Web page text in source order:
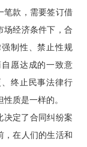
笔款，需要签订借
场经济条件下，合
制性、禁止性规
愿达成的一致意
终止民事法律行
质是一样的。
决定了合同纠纷案
，在人们的生活和